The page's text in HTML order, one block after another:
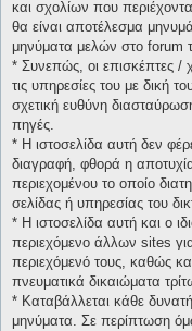
και σχολίων που
θα είναι αποτέλεσμα
μηνύματα μελών στο forum
* Συνεπώς, οι επισκέπτες /
τις υπηρεσίες του με δική
σχετική ευθύνη
πηγές.
* H ιστοσελίδα αυτή δεν
διαγραφή, φθορά η
περιεχομένου το οποίο
σελίδας ή υπηρεσίας του
* H ιστοσελίδα αυτή και ο
περιεχόμενο άλλων sites
περιεχόμενό τους, καθώς
πνευματικά δικαιώματα
* Καταβάλλεται κάθε
μηνύματα. Σε περίπτωση